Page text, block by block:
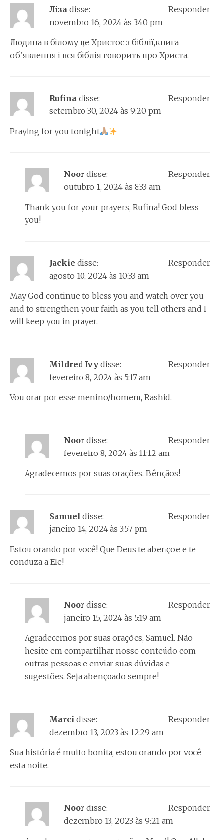
Ліза disse:
novembro 16, 2024 às 3:40 pm
Людина в білому це Христос з біблії,книга
об’явлення і вся біблія говорить про Христа.
Responder
Rufina disse:
setembro 30, 2024 às 9:20 pm
Praying for you tonight
Responder
Noor disse:
outubro 1, 2024 às 8:33 am
Thank you for your prayers, Rufina! God bless
you!
Responder
Jackie disse:
agosto 10, 2024 às 10:33 am
May God continue to bless you and watch over you
and to strengthen your faith as you tell others and I
will keep you in prayer.
Responder
Mildred Ivy disse:
fevereiro 8, 2024 às 5:17 am
Vou orar por esse menino/homem, Rashid.
Responder
Noor disse:
fevereiro 8, 2024 às 11:12 am
Agradecemos por suas orações. Bênçãos!
Responder
Samuel disse:
janeiro 14, 2024 às 3:57 pm
Estou orando por você! Que Deus te abençoe e te
conduza a Ele!
Responder
Noor disse:
janeiro 15, 2024 às 5:19 am
Agradecemos por suas orações, Samuel. Não
hesite em compartilhar nosso conteúdo com
outras pessoas e enviar suas dúvidas e
sugestões. Seja abençoado sempre!
Responder
Marci disse:
dezembro 13, 2023 às 12:29 am
Sua história é muito bonita, estou orando por você
esta noite.
Responder
Noor disse:
dezembro 13, 2023 às 9:21 am
Responder